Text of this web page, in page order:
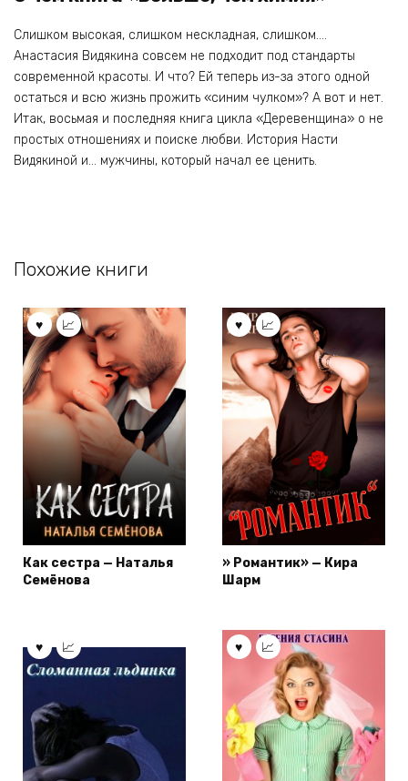
Слишком высокая, слишком нескладная, слишком….
Анастасия Видякина совсем не подходит под стандарты
современной красоты. И что? Ей теперь из-за этого одной
остаться и всю жизнь прожить «синим чулком»? А вот и нет.
Итак, восьмая и последняя книга цикла «Деревенщина» о не
простых отношениях и поиске любви. История Насти
Видякиной и… мужчины, который начал ее ценить.
Похожие книги
Как сестра — Наталья
Семёнова
» Романтик» — Кира
Шарм